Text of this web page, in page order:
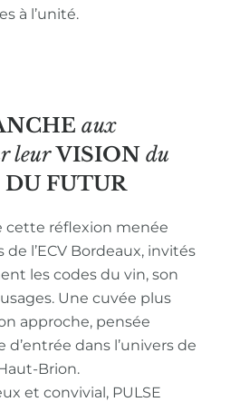
à l’unité.
aux
leur VISION du
DU FUTUR
cette réflexion menée
l’ECV Bordeaux, invités
les codes du vin, son
Une cuvée plus
approche, pensée
dans l’univers de
Brion.
et convivial, PULSE